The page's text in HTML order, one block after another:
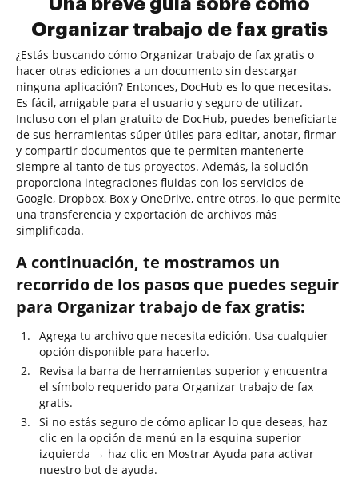
Una breve guía sobre cómo
Organizar trabajo de fax gratis
¿Estás buscando cómo Organizar trabajo de fax gratis o
hacer otras ediciones a un documento sin descargar
ninguna aplicación? Entonces, DocHub es lo que necesitas.
Es fácil, amigable para el usuario y seguro de utilizar.
Incluso con el plan gratuito de DocHub, puedes beneficiarte
de sus herramientas súper útiles para editar, anotar, firmar
y compartir documentos que te permiten mantenerte
siempre al tanto de tus proyectos. Además, la solución
proporciona integraciones fluidas con los servicios de
Google, Dropbox, Box y OneDrive, entre otros, lo que permite
una transferencia y exportación de archivos más
simplificada.
A continuación, te mostramos un
recorrido de los pasos que puedes seguir
para Organizar trabajo de fax gratis:
Agrega tu archivo que necesita edición. Usa cualquier
opción disponible para hacerlo.
Revisa la barra de herramientas superior y encuentra
el símbolo requerido para Organizar trabajo de fax
gratis.
Si no estás seguro de cómo aplicar lo que deseas, haz
clic en la opción de menú en la esquina superior
izquierda → haz clic en Mostrar Ayuda para activar
nuestro bot de ayuda.